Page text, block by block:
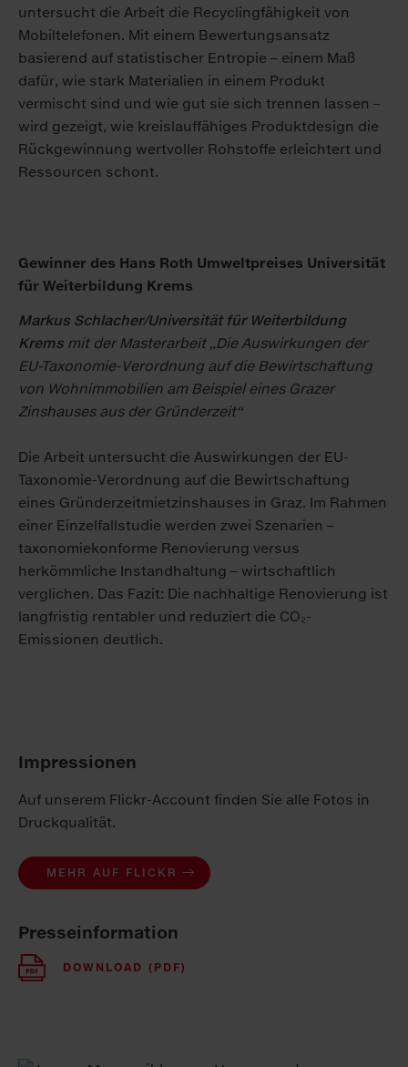
untersucht die Arbeit die Recyclingfähigkeit von
Mobiltelefonen. Mit einem Bewertungsansatz
basierend auf statistischer Entropie – einem Maß
dafür, wie stark Materialien in einem Produkt
vermischt sind und wie gut sie sich trennen lassen –
wird gezeigt, wie kreislauffähiges Produktdesign die
Rückgewinnung wertvoller Rohstoffe erleichtert und
Ressourcen schont.
Gewinner des Hans Roth Umweltpreises Universität
für Weiterbildung Krems
Markus Schlacher/Universität für Weiterbildung
Krems mit der Masterarbeit „Die Auswirkungen der
EU-Taxonomie-Verordnung auf die Bewirtschaftung
von Wohnimmobilien am Beispiel eines Grazer
Zinshauses aus der Gründerzeit“
Die Arbeit untersucht die Auswirkungen der EU-
Taxonomie-Verordnung auf die Bewirtschaftung
eines Gründerzeitmietzinshauses in Graz. Im Rahmen
einer Einzelfallstudie werden zwei Szenarien –
taxonomiekonforme Renovierung versus
herkömmliche Instandhaltung – wirtschaftlich
verglichen. Das Fazit: Die nachhaltige Renovierung ist
langfristig rentabler und reduziert die CO₂-
Emissionen deutlich.
Impressionen
Auf unserem Flickr-Account finden Sie alle Fotos in
Druckqualität.
MEHR AUF FLICKR
Presseinformation
DOWNLOAD (PDF)